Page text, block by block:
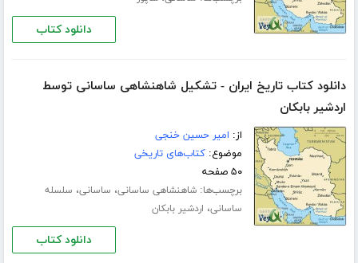
دانلود کتاب
دانلود کتاب تاریخ ایران - تشکیل شاهنشاهی ساسانی توسط
اردشیر بابکان
از: امیر حسین خنجی
موضوع:کتاب‌های تاریخی
۵۰ صفحه
برچسب‌ها:شاهنشاهی ساسانی، ساسانی، سلسله
ساسانی، اردشیر بابکان
دانلود کتاب